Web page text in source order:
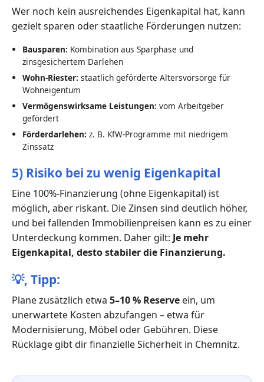
Wer noch kein ausreichendes Eigenkapital hat, kann
gezielt sparen oder staatliche Förderungen nutzen:
Bausparen: Kombination aus Sparphase und
zinsgesichertem Darlehen
Wohn-Riester: staatlich geförderte Altersvorsorge für
Wohneigentum
Vermögenswirksame Leistungen: vom Arbeitgeber
gefördert
Förderdarlehen: z. B. KfW-Programme mit niedrigem
Zinssatz
5) Risiko bei zu wenig Eigenkapital
Eine 100%-Finanzierung (ohne Eigenkapital) ist
möglich, aber riskant. Die Zinsen sind deutlich höher,
und bei fallenden Immobilienpreisen kann es zu einer
Unterdeckung kommen. Daher gilt: Je mehr
Eigenkapital, desto stabiler die Finanzierung.
💡, Tipp:
Plane zusätzlich etwa 5–10 % Reserve ein, um
unerwartete Kosten abzufangen – etwa für
Modernisierung, Möbel oder Gebühren. Diese
Rücklage gibt dir finanzielle Sicherheit in Chemnitz.